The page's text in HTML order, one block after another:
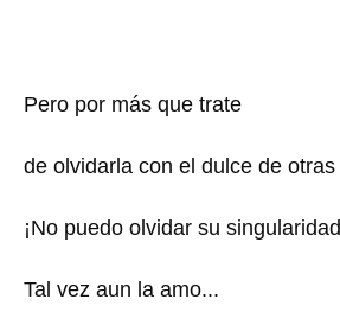
Pero por más que trate
de olvidarla con el dulce de
¡No puedo olvidar su
Tal vez aun la amo...